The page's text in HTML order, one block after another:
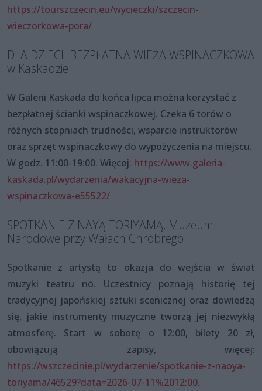
https://tourszczecin.eu/wycieczki/szczecin-
wieczorkowa-pora/
DLA DZIECI: BEZPŁATNA WIEŻA WSPINACZKOWA
w Kaskadzie
W Galerii Kaskada do końca lipca można korzystać z
bezpłatnej ścianki wspinaczkowej. Czeka 6 torów o
różnych stopniach trudności, wsparcie instruktorów
oraz sprzęt wspinaczkowy do wypożyczenia na miejscu.
W godz. 11:00-19:00. Więcej: https://www.galeria-
kaskada.pl/wydarzenia/wakacyjna-wieza-
wspinaczkowa-e55522/
SPOTKANIE Z NAYĄ TORIYAMĄ, Muzeum
Narodowe przy Wałach Chrobrego
Spotkanie z artystą to okazja do wejścia w świat
muzyki teatru nō. Uczestnicy poznają historię tej
tradycyjnej japońskiej sztuki scenicznej oraz dowiedzą
się, jakie instrumenty muzyczne tworzą jej niezwykłą
atmosferę. Start w sobotę o 12:00, bilety 20 zł,
obowiązują zapisy, więcej:
https://wszczecinie.pl/wydarzenie/spotkanie-z-naoya-
toriyama/46529?data=2026-07-11%2012:00.